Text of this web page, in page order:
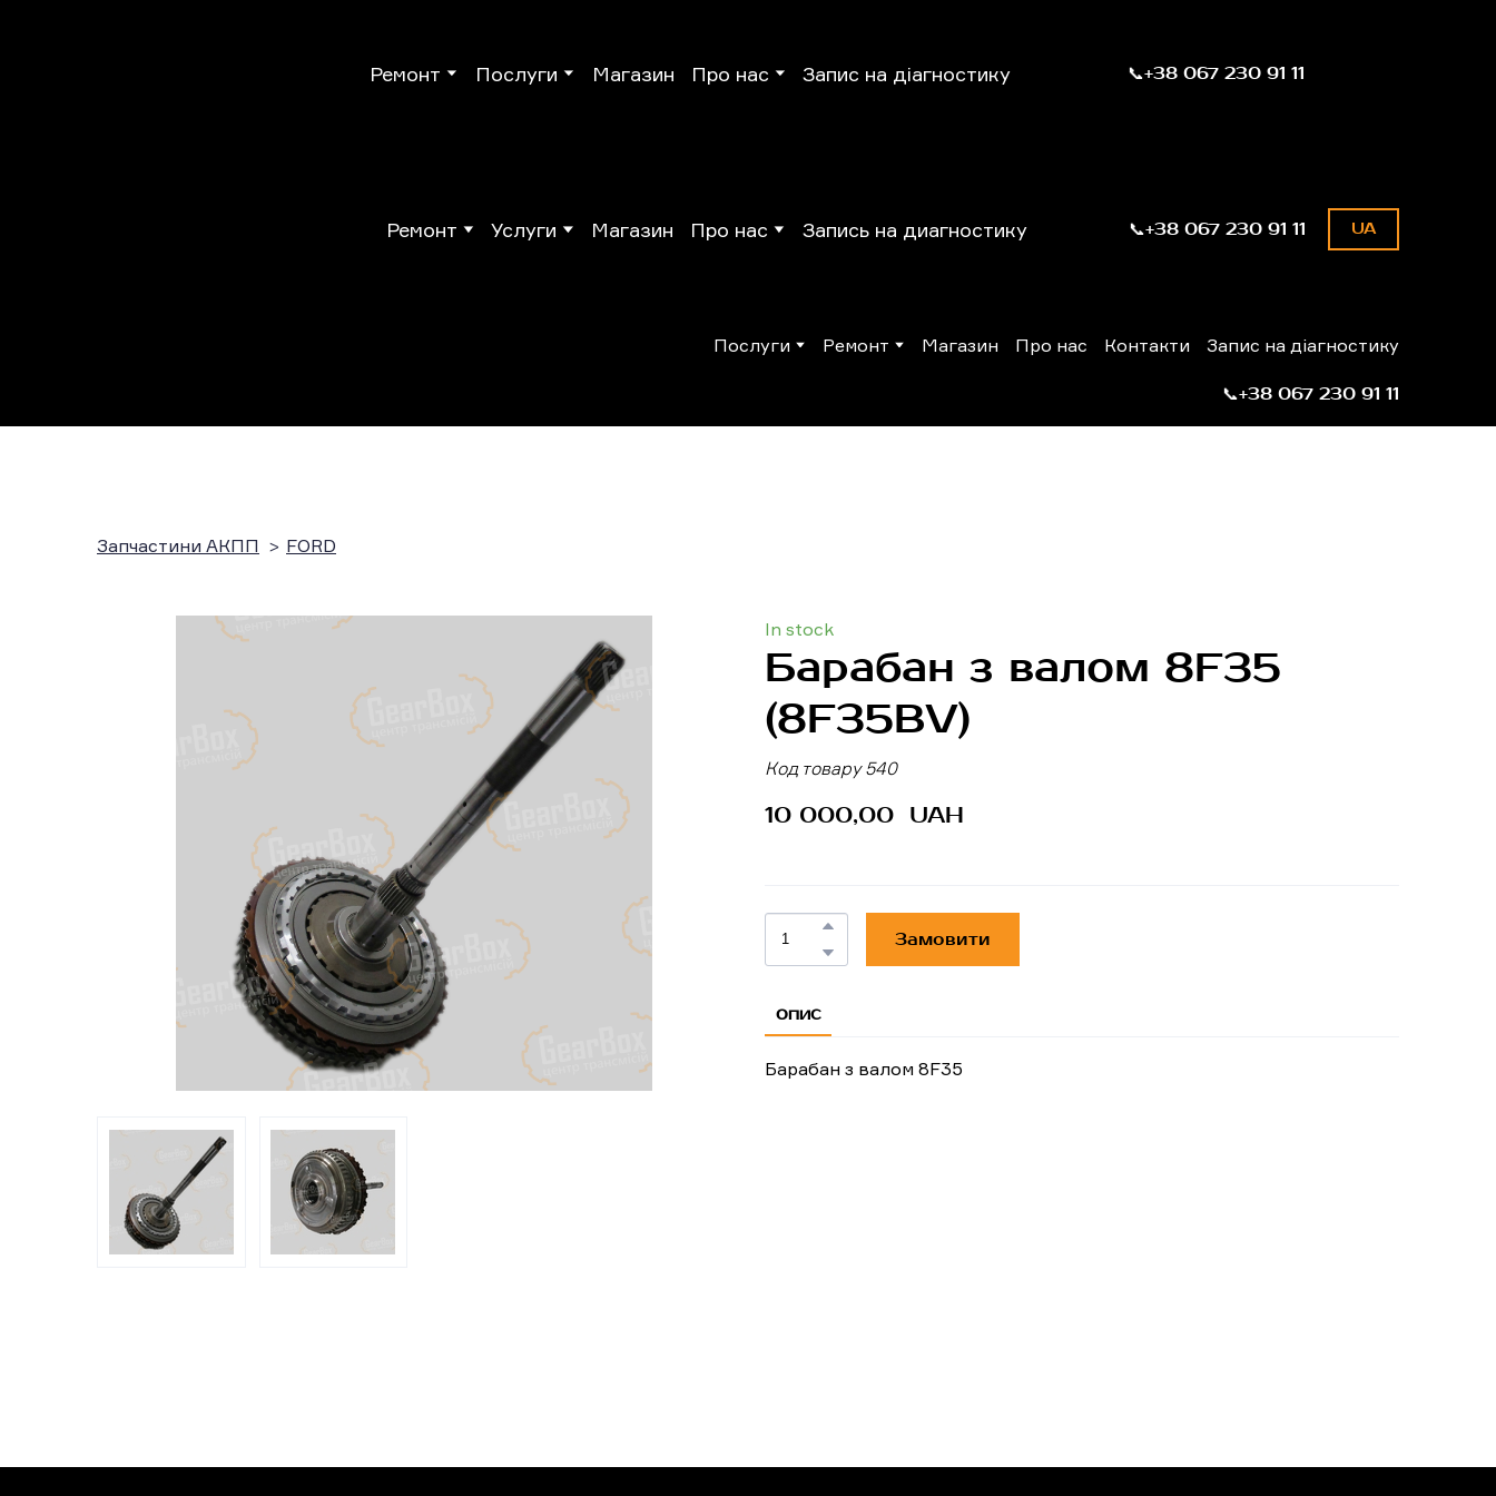
Ремонт Послуги Магазин Про нас Запис на діагностику 📞+38 067 230 91 11
Ремонт Услуги Магазин Про нас Запись на диагностику 📞+38 067 230 91 11 UA
Послуги Ремонт Магазин Про нас Контакти Запис на діагностику
📞+38 067 230 91 11
Запчастини АКПП FORD
In stock
Барабан з валом 8F35
(8F35BV)
Код товару 540
10 000,00  UAH
Замовити
ОПИС
Барабан з валом 8F35